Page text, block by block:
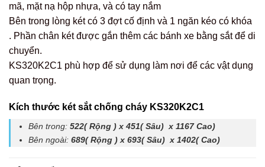
mã, mặt nạ hộp nhựa, và có tay nắm
Bên trong lòng két có 3 đợt cố định và 1 ngăn kéo có khóa
. Phần chân két được gắn thêm các bánh xe bằng sắt để di
chuyển.
KS320K2C1 phù hợp để sử dụng làm nơi để các vật dụng
quan trọng.
Kích thước két sắt chống cháy KS320K2C1
Bên trong: 522( Rộng ) x 451( Sâu) x 1167 Cao)
Bên ngoài: 689( Rộng ) x 693( Sâu) x 1402( Cao)